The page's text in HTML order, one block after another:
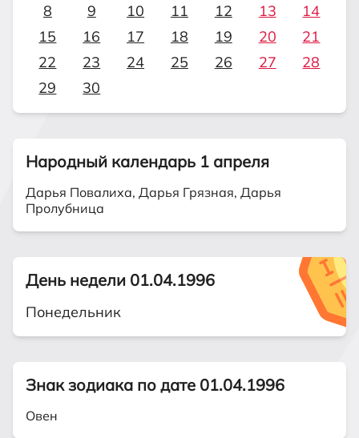
8
9 10 11 12 13
14
15
16 17 18 19 20
21
22
23 24 25 26 27
28
29
30
Народный календарь 1 апреля
Дарья Повалиха, Дарья Грязная, Дарья
Пролубница
День недели 01.04.1996
Понедельник
Знак зодиака по дате 01.04.1996
Овен